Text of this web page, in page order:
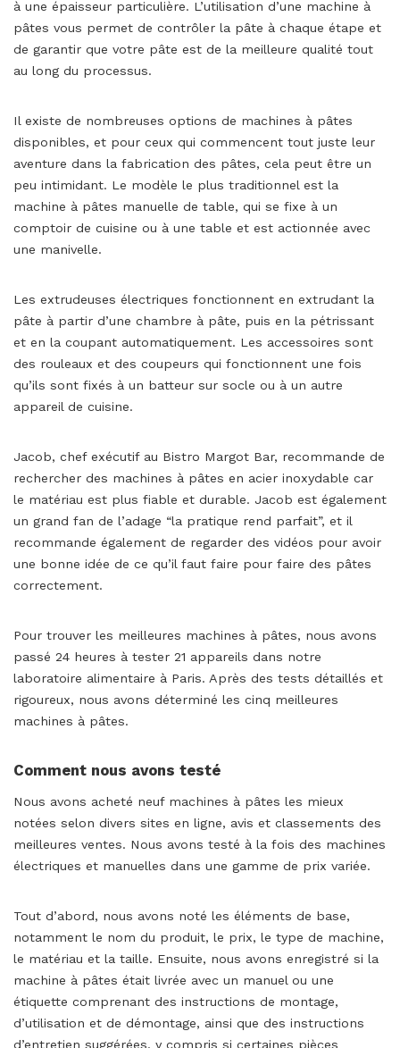
à une épaisseur particulière. L’utilisation d’une machine à
pâtes vous permet de contrôler la pâte à chaque étape et
de garantir que votre pâte est de la meilleure qualité tout
au long du processus.
Il existe de nombreuses options de machines à pâtes
disponibles, et pour ceux qui commencent tout juste leur
aventure dans la fabrication des pâtes, cela peut être un
peu intimidant. Le modèle le plus traditionnel est la
machine à pâtes manuelle de table, qui se fixe à un
comptoir de cuisine ou à une table et est actionnée avec
une manivelle.
Les extrudeuses électriques fonctionnent en extrudant la
pâte à partir d’une chambre à pâte, puis en la pétrissant
et en la coupant automatiquement. Les accessoires sont
des rouleaux et des coupeurs qui fonctionnent une fois
qu’ils sont fixés à un batteur sur socle ou à un autre
appareil de cuisine.
Jacob, chef exécutif au Bistro Margot Bar, recommande de
rechercher des machines à pâtes en acier inoxydable car
le matériau est plus fiable et durable. Jacob est également
un grand fan de l’adage “la pratique rend parfait”, et il
recommande également de regarder des vidéos pour avoir
une bonne idée de ce qu’il faut faire pour faire des pâtes
correctement.
Pour trouver les meilleures machines à pâtes, nous avons
passé 24 heures à tester 21 appareils dans notre
laboratoire alimentaire à Paris. Après des tests détaillés et
rigoureux, nous avons déterminé les cinq meilleures
machines à pâtes.
Comment nous avons testé
Nous avons acheté neuf machines à pâtes les mieux
notées selon divers sites en ligne, avis et classements des
meilleures ventes. Nous avons testé à la fois des machines
électriques et manuelles dans une gamme de prix variée.
Tout d’abord, nous avons noté les éléments de base,
notamment le nom du produit, le prix, le type de machine,
le matériau et la taille. Ensuite, nous avons enregistré si la
machine à pâtes était livrée avec un manuel ou une
étiquette comprenant des instructions de montage,
d’utilisation et de démontage, ainsi que des instructions
d’entretien suggérées, y compris si certaines pièces